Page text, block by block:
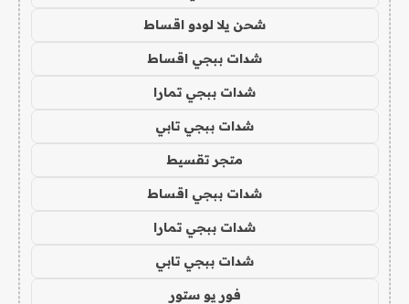
شحن يلا لودو اقساط
شدات ببجي اقساط
شدات ببجي تمارا
شدات ببجي تابي
متجر تقسيط
شدات ببجي اقساط
شدات ببجي تمارا
شدات ببجي تابي
فور يو ستور